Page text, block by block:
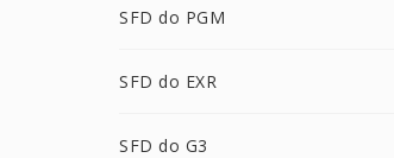
SFD do PGM
SFD do EXR
SFD do G3